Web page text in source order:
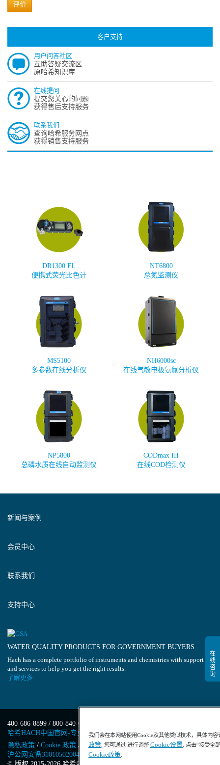
评价
客户支持
用户问答社区
互助答疑交流区
原哈希知识库
在线提问
提交您关心的问题
获得售后支持服务
联系我们
查询哈希服务网点
获得销售支持服务
DR1300 FL
便携式荧光比色计
NT6800
总氮监测仪
MS5100
多参数在线分析仪
NH6000sc
在线气敏电极氨氮分析仪
NP5800
总磷水质在线自动监测仪
CODmax III
在线COD检测仪
新闻与案例
会员中心
联系我们
支持中心
WATER QUALITY PRODUCTS FOR GOVERNMENT BUYERS
Hach has a complete portfolio of instruments and chemistries with support
and services to help you get the right results.
了解更多
400-686-8899 / 800-840-6026
哈希HACH中国官网-专业水质分析仪器
隐私政策 / Cookie 政策 / Cookie 设置/沪ICP备13034148号-4/
沪公网安备31010502004971号/沪(浦)应急管危经许[2023]201871
我们会在本网站使用Cookie及其他类似技术，具体内
政策, 您可通过 进行调整 Cookie设置. 点击“接受全
Cookie政策.